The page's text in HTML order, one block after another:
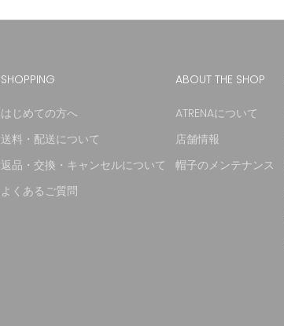
SHOPPING
はじめての方へ
送料・配送について
返品・交換・キャンセルについて
よくあるご質問
ABOUT THE SHOP
ATRENAについて
店舗情報
帽子のメンテナンス